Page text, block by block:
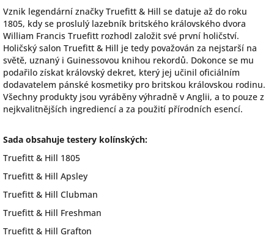
Vznik legendární značky Truefitt & Hill se datuje až do roku
1805, kdy se proslulý lazebník britského královského dvora
William Francis Truefitt rozhodl založit své první holičství.
Holičský salon Truefitt & Hill je tedy považován za nejstarší na
světě, uznaný i Guinessovou knihou rekordů. Dokonce se mu
podařilo získat královský dekret, který jej učinil oficiálním
dodavatelem pánské kosmetiky pro britskou královskou rodinu.
Všechny produkty jsou vyráběny výhradně v Anglii, a to pouze z
nejkvalitnějších ingrediencí a za použití přírodních esencí.
Sada obsahuje testery kolínských:
Truefitt & Hill 1805
Truefitt & Hill Apsley
Truefitt & Hill Clubman
Truefitt & Hill Freshman
Truefitt & Hill Grafton